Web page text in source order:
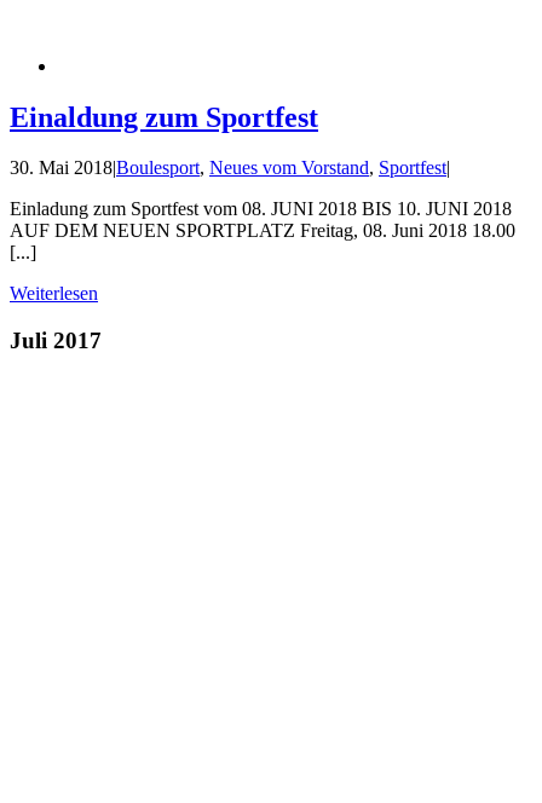
Einaldung zum Sportfest
30. Mai 2018|Boulesport, Neues vom Vorstand, Sportfest|
Einladung zum Sportfest vom 08. JUNI 2018 BIS 10. JUNI 2018
AUF DEM NEUEN SPORTPLATZ Freitag, 08. Juni 2018 18.00
[...]
Weiterlesen
Juli 2017